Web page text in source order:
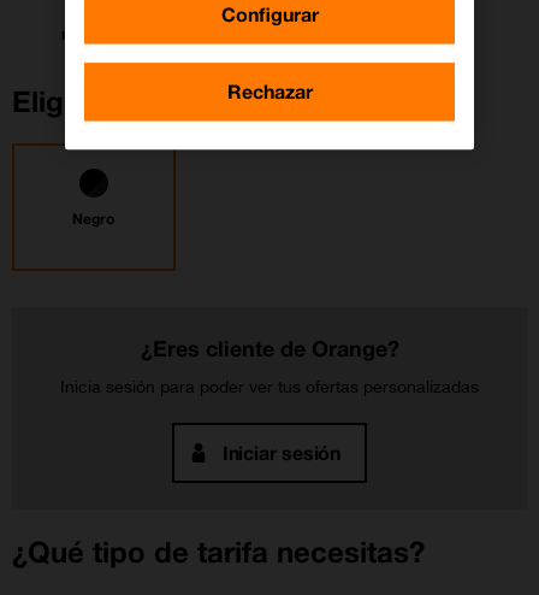
Pantalla 75"
Elige tu color
Negro
¿Eres cliente de Orange?
Inicia sesión para poder ver tus ofertas personalizadas
Iniciar sesión
¿Qué tipo de tarifa necesitas?
Configurar
Rechazar